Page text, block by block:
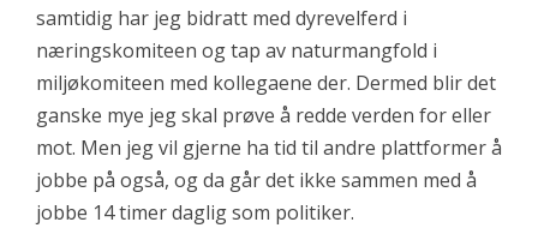
samtidig har jeg bidratt med dyrevelferd i
næringskomiteen og tap av naturmangfold i
miljøkomiteen med kollegaene der. Dermed blir det
ganske mye jeg skal prøve å redde verden for eller
mot. Men jeg vil gjerne ha tid til andre plattformer å
jobbe på også, og da går det ikke sammen med å
jobbe 14 timer daglig som politiker.